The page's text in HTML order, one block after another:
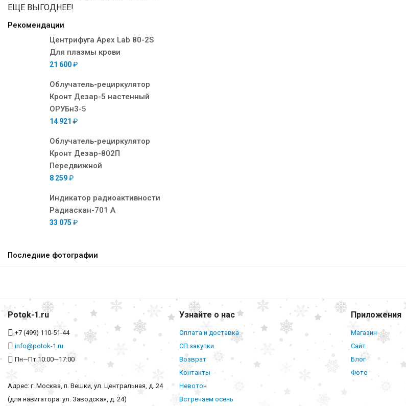
Рекомендации
Центрифуга Apex Lab 80-2S
Для плазмы крови
21 600₽
Облучатель-рециркулятор
Кронт Дезар-5 настенный
ОРУБн3-5
14 921 ₽
Облучатель-рециркулятор
Кронт Дезар-802П
Передвижной
8 259₽
Индикатор радиоактивности
Радиаскан-701 А
33 075 ₽
Последние фотографии
Potok-1.ru
+7 (499) 110-51-44
info@potok-1.ru
Пн—Пт 10:00—17:00
Адрес: г. Москва, п. Вешки, ул. Центральная, д. 24
(для навигатора: ул. Заводская, д. 24)
Узнайте о нас
Оплата и доставка
СП закупки
Возврат
Контакты
Невотон
Встречаем осень
Приложения
Магазин
Сайт
Блог
Фото